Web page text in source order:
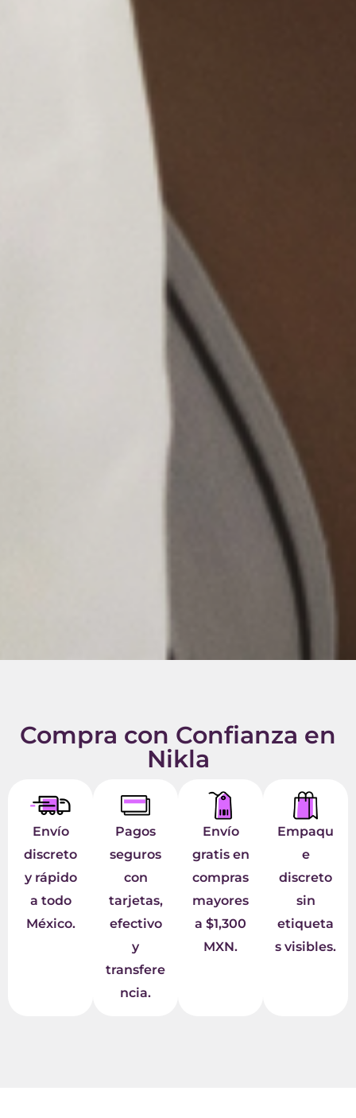
Compra con Confianza en
Nikla
Envío
discreto
y rápido
a todo
México.
Pagos
seguros
con
tarjetas,
efectivo
y
transfere
ncia.
Envío
gratis en
compras
mayores
a $1,300
MXN.
Empaqu
e
discreto
sin
etiqueta
s visibles.